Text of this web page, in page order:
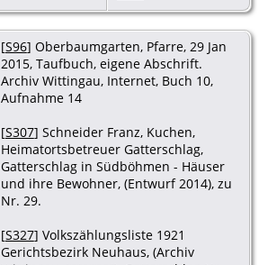
[S96] Oberbaumgarten, Pfarre, 29 Jan
2015, Taufbuch, eigene Abschrift.
Archiv Wittingau, Internet, Buch 10,
Aufnahme 14
[S307] Schneider Franz, Kuchen,
Heimatortsbetreuer Gatterschlag,
Gatterschlag in Südböhmen - Häuser
und ihre Bewohner, (Entwurf 2014), zu
Nr. 29.
[S327] Volkszählungsliste 1921
Gerichtsbezirk Neuhaus, (Archiv